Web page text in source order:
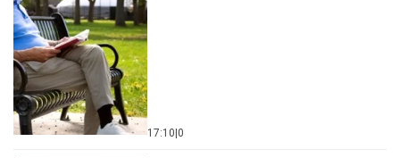
17:10 0